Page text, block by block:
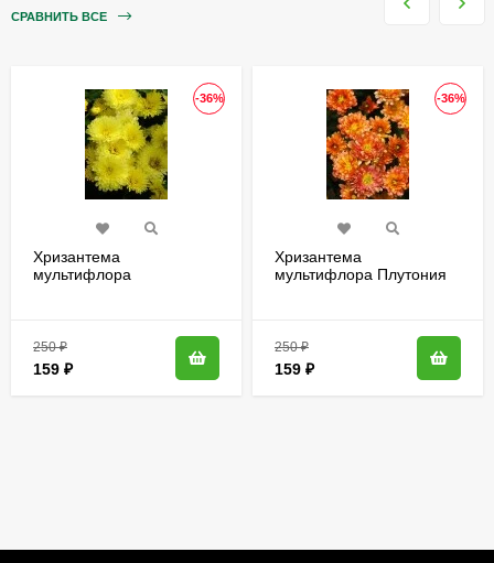
СРАВНИТЬ ВСЕ
-36%
Хризантема
мультифлора
250₽
159 ₽
-36%
Хризантема
мультифлора Плутония
250₽
159 ₽